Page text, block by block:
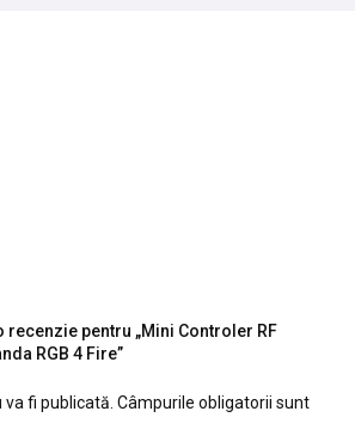
pentru „Mini Controler RF
RGB 4 Fire”
fi publicată. Câmpurile obligatorii sunt